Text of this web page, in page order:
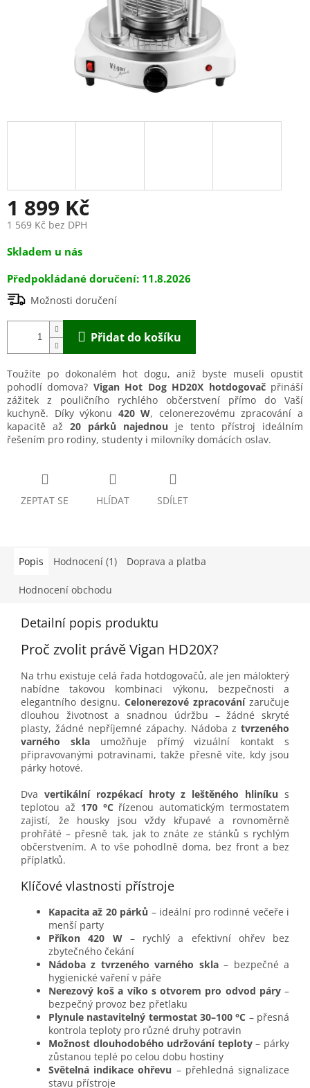
1 899 Kč
1 569 Kč bez DPH
Měrná
cena:
Skladem u nás
11.8.2026
Možnosti doručení
Přidat do košíku
Toužíte po dokonalém hot dogu, aniž byste museli opustit
pohodlí domova? Vigan Hot Dog HD20X hotdogovačpřináší
zážitek z pouličního rychlého občerstvení přímo do Vaší
kuchyně. Díky výkonu 420 W, celonerezovému zpracování a
kapacitě až 20 párků najednou je tento přístroj ideálním
řešením pro rodiny, studenty i milovníky domácích oslav.
ZEPTAT SE HLÍDAT SDÍLET
Popis Hodnocení (1) Doprava a platba
Hodnocení obchodu
Detailní popis produktu
Proč zvolit právě Vigan HD20X?
Na trhu existuje celá řada hotdogovačů, ale jen málokterý
nabídne takovou kombinaci výkonu, bezpečnosti a
elegantního designu. Celonerezové zpracovánízaručuje
dlouhou životnost a snadnou údržbu – žádné skryté
plasty, žádné nepříjemné zápachy. Nádoba z tvrzeného
varného sklaumožňuje přímý vizuální kontakt s
připravovanými potravinami, takže přesně víte, kdy jsou
párky hotové.
Dva vertikální rozpékací hroty z leštěného hliníku s
teplotou až 170 °Cřízenou automatickým termostatem
zajistí, že housky jsou vždy křupavé a rovnoměrně
prohřáté – přesně tak, jak to znáte ze stánků s rychlým
občerstvením. A to vše pohodlně doma, bez front a bez
příplatků.
Klíčové vlastnosti přístroje
Kapacita až 20 párků – ideální pro rodinné večeře i
menší party
Příkon 420 W– rychlý a efektivní ohřev bez
zbytečného čekání
Nádoba z tvrzeného varného skla– bezpečné a
hygienické vaření v páře
Nerezový koš a víko s otvorem pro odvod páry–
bezpečný provoz bez přetlaku
Plynule nastavitelný termostat 30–100 °C – přesná
kontrola teploty pro různé druhy potravin
Možnost dlouhodobého udržování teploty– párky
zůstanou teplé po celou dobu hostiny
Světelná indikace ohřevu – přehledná signalizace
stavu přístroje